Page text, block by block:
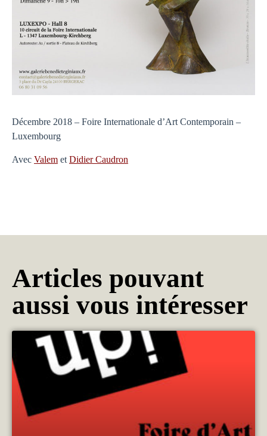
Décembre 2018 – Foire Internationale d’Art Contemporain –
Luxembourg
Avec Valem et Didier Caudron
Articles pouvant
aussi vous intéresser